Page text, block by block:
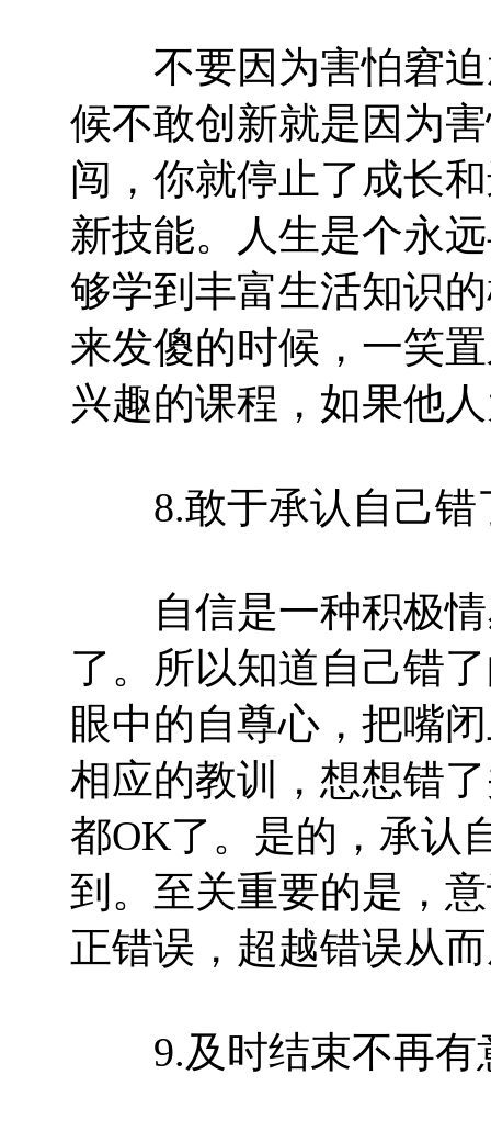
不要因为害怕窘迫
候不敢创新就是因为
闯，你就停止了成长
新技能。人生是个永
够学到丰富生活知识
来发傻的时候，一笑
兴趣的课程，如果他
8.敢于承认自己错
自信是一种积极情
了。所以知道自己错
眼中的自尊心，把嘴
相应的教训，想想错
都OK了。是的，承认
到。至关重要的是，
正错误，超越错误从
9.及时结束不再有